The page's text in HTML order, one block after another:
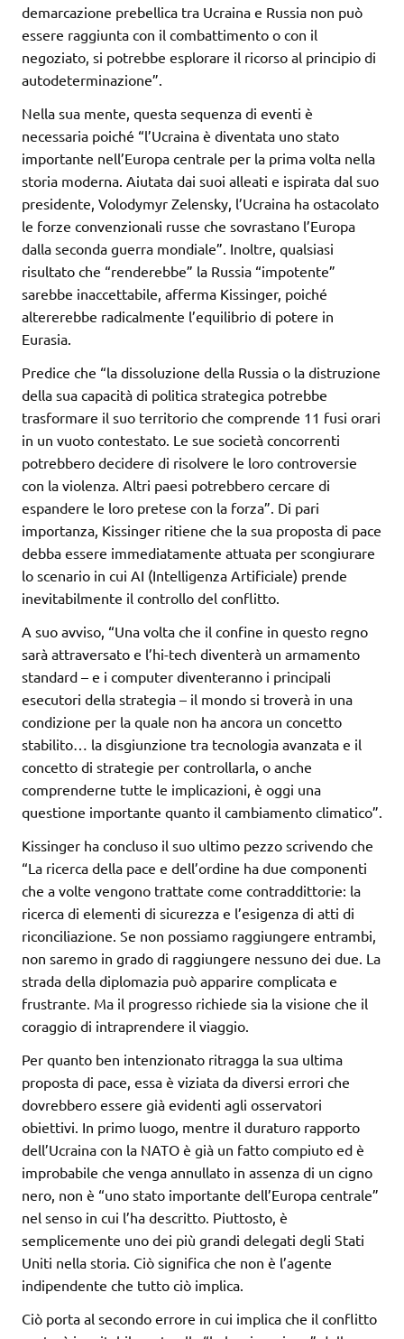
demarcazione prebellica tra Ucraina e Russia non può
essere raggiunta con il combattimento o con il
negoziato, si potrebbe esplorare il ricorso al principio di
autodeterminazione”.
Nella sua mente, questa sequenza di eventi è
necessaria poiché “l’Ucraina è diventata uno stato
importante nell’Europa centrale per la prima volta nella
storia moderna. Aiutata dai suoi alleati e ispirata dal suo
presidente, Volodymyr Zelensky, l’Ucraina ha ostacolato
le forze convenzionali russe che sovrastano l’Europa
dalla seconda guerra mondiale”. Inoltre, qualsiasi
risultato che “renderebbe” la Russia “impotente”
sarebbe inaccettabile, afferma Kissinger, poiché
altererebbe radicalmente l’equilibrio di potere in
Eurasia.
Predice che “la dissoluzione della Russia o la distruzione
della sua capacità di politica strategica potrebbe
trasformare il suo territorio che comprende 11 fusi orari
in un vuoto contestato. Le sue società concorrenti
potrebbero decidere di risolvere le loro controversie
con la violenza. Altri paesi potrebbero cercare di
espandere le loro pretese con la forza”. Di pari
importanza, Kissinger ritiene che la sua proposta di pace
debba essere immediatamente attuata per scongiurare
lo scenario in cui AI (Intelligenza Artificiale) prende
inevitabilmente il controllo del conflitto.
A suo avviso, “Una volta che il confine in questo regno
sarà attraversato e l’hi-tech diventerà un armamento
standard – e i computer diventeranno i principali
esecutori della strategia – il mondo si troverà in una
condizione per la quale non ha ancora un concetto
stabilito… la disgiunzione tra tecnologia avanzata e il
concetto di strategie per controllarla, o anche
comprenderne tutte le implicazioni, è oggi una
questione importante quanto il cambiamento climatico”.
Kissinger ha concluso il suo ultimo pezzo scrivendo che
“La ricerca della pace e dell’ordine ha due componenti
che a volte vengono trattate come contraddittorie: la
ricerca di elementi di sicurezza e l’esigenza di atti di
riconciliazione. Se non possiamo raggiungere entrambi,
non saremo in grado di raggiungere nessuno dei due. La
strada della diplomazia può apparire complicata e
frustrante. Ma il progresso richiede sia la visione che il
coraggio di intraprendere il viaggio.
Per quanto ben intenzionato ritragga la sua ultima
proposta di pace, essa è viziata da diversi errori che
dovrebbero essere già evidenti agli osservatori
obiettivi. In primo luogo, mentre il duraturo rapporto
dell’Ucraina con la NATO è già un fatto compiuto ed è
improbabile che venga annullato in assenza di un cigno
nero, non è “uno stato importante dell’Europa centrale”
nel senso in cui l’ha descritto. Piuttosto, è
semplicemente uno dei più grandi delegati degli Stati
Uniti nella storia. Ciò significa che non è l’agente
indipendente che tutto ciò implica.
Ciò porta al secondo errore in cui implica che il conflitto